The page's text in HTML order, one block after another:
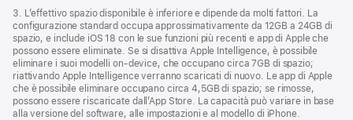
3. L’effettivo spazio disponibile è inferiore e dipende da molti fattori. La
configurazione standard occupa approssimativamente da 12GB a 24GB di
spazio, e include iOS 18 con le sue funzioni più recenti e app di Apple che
possono essere eliminate. Se si disattiva Apple Intelligence, è possibile
eliminare i suoi modelli on‑device, che occupano circa 7GB di spazio;
riattivando Apple Intelligence verranno scaricati di nuovo. Le app di Apple
che è possibile eliminare occupano circa 4,5GB di spazio; se rimosse,
possono essere riscaricate dall’App Store. La capacità può variare in base
alla versione del software, alle impostazioni e al modello di iPhone.